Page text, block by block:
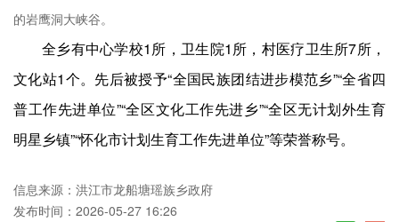
的岩鹰洞大峡谷。
全乡有中心学校1所，卫生院1所，村医疗卫生所7所，
文化站1个。先后被授予“全国民族团结进步模范乡”“全省四
普工作先进单位”“全区文化工作先进乡”“全区无计划外生育
明星乡镇”“怀化市计划生育工作先进单位”等荣誉称号。
信息来源：洪江市龙船塘瑶族乡政府
发布时间：2026-05-27 16:26